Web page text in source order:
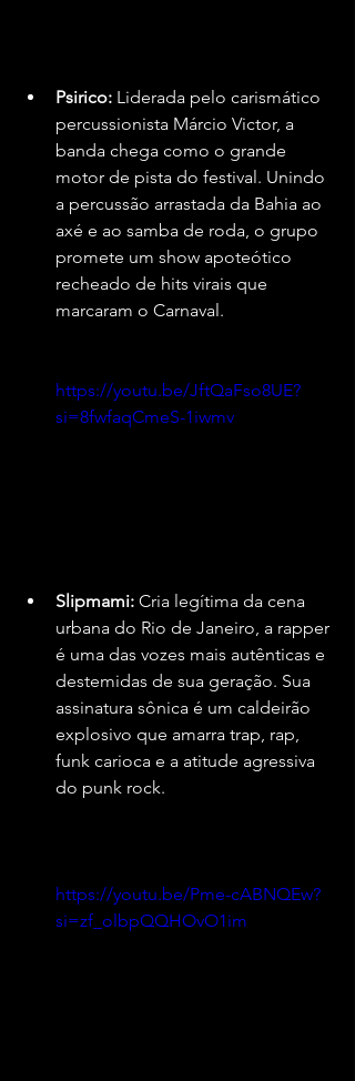
Psirico: Liderada pelo carismático
percussionista Márcio Victor, a
banda chega como o grande
motor de pista do festival. Unindo
a percussão arrastada da Bahia ao
axé e ao samba de roda, o grupo
promete um show apoteótico
recheado de hits virais que
marcaram o Carnaval.
https://youtu.be/JftQaFso8UE?
si=8fwfaqCmeS-1iwmv
Slipmami: Cria legítima da cena
urbana do Rio de Janeiro, a rapper
é uma das vozes mais autênticas e
destemidas de sua geração. Sua
assinatura sônica é um caldeirão
explosivo que amarra trap, rap,
funk carioca e a atitude agressiva
do punk rock.
https://youtu.be/Pme-cABNQEw?
si=zf_olbpQQHOvO1im